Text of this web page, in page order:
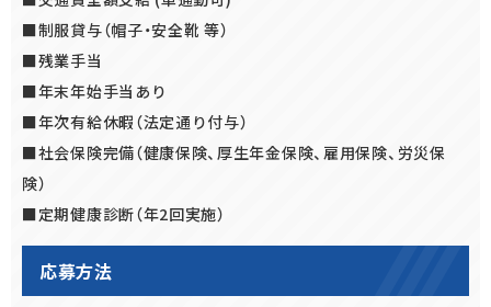
■制服貸与（帽子・安全靴 等）
■残業手当
■年末年始手当あり
■年次有給休暇（法定通り付与）
■社会保険完備（健康保険、厚生年金保険、雇用保険、労災保
険）
■定期健康診断（年2回実施）
応募方法